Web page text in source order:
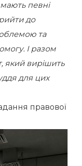
певні
до
та
І разом
який вирішить
для цих
правової